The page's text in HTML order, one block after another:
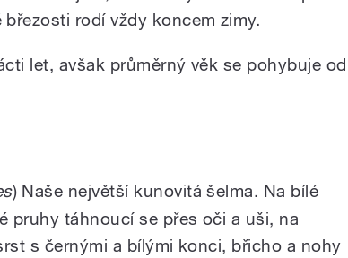
rodí vždy koncem zimy.
let, avšak průměrný věk se pohybuje od
) Naše největší kunovitá šelma. Na bílé
pruhy táhnoucí se přes oči a uši, na
s černými a bílými konci, břicho a nohy